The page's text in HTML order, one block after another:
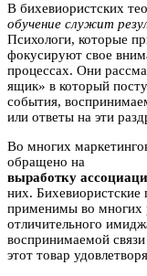
В бихевиористских
обучение служит
Психологи, которые
фокусируют свое
процессах. Они
ящик» в который
события,
или ответы на эти
Во многих
обращено на
выработку
них. Бихевиористские
применимы во многих
отличительного
воспринимаемой
этот товар